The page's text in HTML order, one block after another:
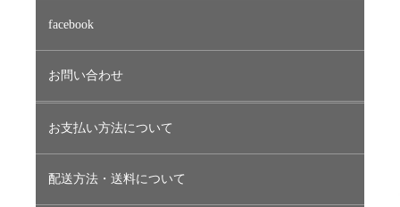
facebook
お問い合わせ
お支払い方法について
配送方法・送料について